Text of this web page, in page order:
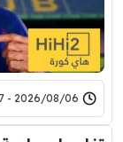
2026/08/06 - 17:17